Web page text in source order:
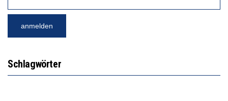
Schlagwörter